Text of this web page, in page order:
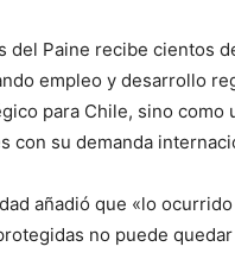
del Paine recibe cientos
empleo y desarrollo
para Chile, sino como
con su demanda
añadió que «lo
no puede